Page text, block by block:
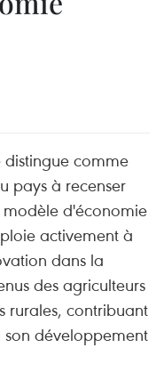
comme
pays à recenser
modèle d'économie
activement à
dans la
des agriculteurs
rurales, contribuant
développement